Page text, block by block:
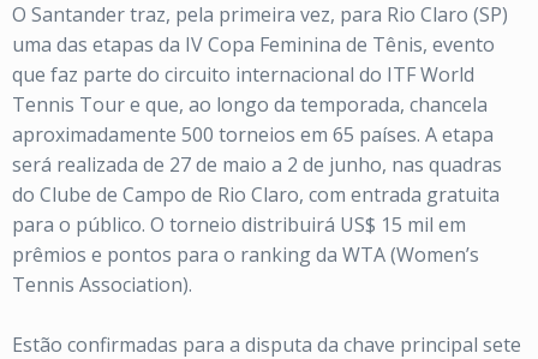
O Santander traz, pela primeira vez, para Rio Claro (SP)
uma das etapas da IV Copa Feminina de Tênis, evento
que faz parte do circuito internacional do ITF World
Tennis Tour e que, ao longo da temporada, chancela
aproximadamente 500 torneios em 65 países. A etapa
será realizada de 27 de maio a 2 de junho, nas quadras
do Clube de Campo de Rio Claro, com entrada gratuita
para o público. O torneio distribuirá US$ 15 mil em
prêmios e pontos para o ranking da WTA (Women’s
Tennis Association).
Estão confirmadas para a disputa da chave principal sete